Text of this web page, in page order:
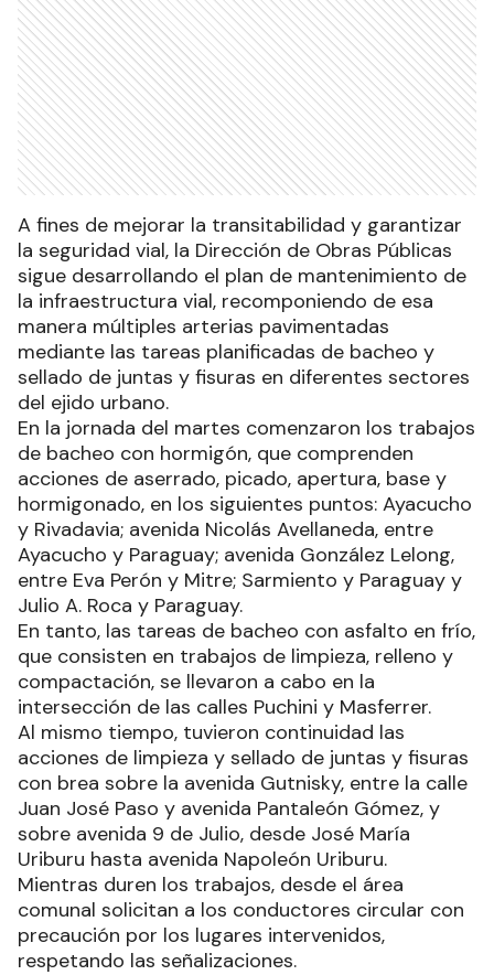
A fines de mejorar la transitabilidad y garantizar
la seguridad vial, la Dirección de Obras Públicas
sigue desarrollando el plan de mantenimiento de
la infraestructura vial, recomponiendo de esa
manera múltiples arterias pavimentadas
mediante las tareas planificadas de bacheo y
sellado de juntas y fisuras en diferentes sectores
del ejido urbano.
En la jornada del martes comenzaron los trabajos
de bacheo con hormigón, que comprenden
acciones de aserrado, picado, apertura, base y
hormigonado, en los siguientes puntos: Ayacucho
y Rivadavia; avenida Nicolás Avellaneda, entre
Ayacucho y Paraguay; avenida González Lelong,
entre Eva Perón y Mitre; Sarmiento y Paraguay y
Julio A. Roca y Paraguay.
En tanto, las tareas de bacheo con asfalto en frío,
que consisten en trabajos de limpieza, relleno y
compactación, se llevaron a cabo en la
intersección de las calles Puchini y Masferrer.
Al mismo tiempo, tuvieron continuidad las
acciones de limpieza y sellado de juntas y fisuras
con brea sobre la avenida Gutnisky, entre la calle
Juan José Paso y avenida Pantaleón Gómez, y
sobre avenida 9 de Julio, desde José María
Uriburu hasta avenida Napoleón Uriburu.
Mientras duren los trabajos, desde el área
comunal solicitan a los conductores circular con
precaución por los lugares intervenidos,
respetando las señalizaciones.